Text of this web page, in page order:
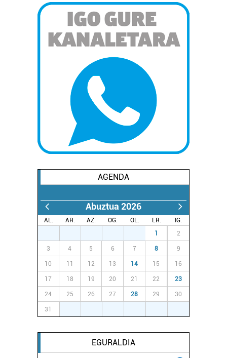
AGENDA
Abuztua 2026
AL. AR. AZ. OG. OL. LR.
IG.
1 2
3 4 5 6 7 8 9
10 11 12 13 14 15 16
17 18 19 20 21 22 23
24 25 26 27 28 29 30
31
EGURALDIA